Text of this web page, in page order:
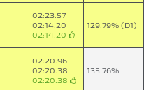
02:23.57
02:14.20
02:14.20
129.79% (D1)
02:20.96
02:20.38
02:20.38
135.76%